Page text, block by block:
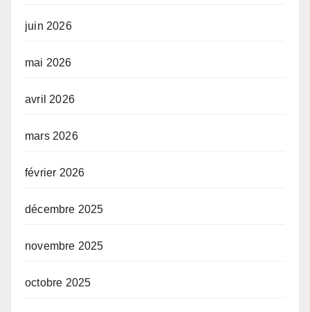
juin 2026
mai 2026
avril 2026
mars 2026
février 2026
décembre 2025
novembre 2025
octobre 2025